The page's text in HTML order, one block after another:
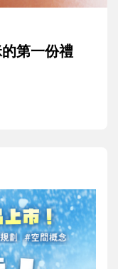
第一份禮